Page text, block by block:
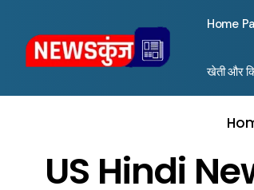
Home
खेती और
US Hindi